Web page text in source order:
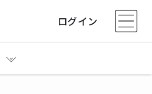
ログイン